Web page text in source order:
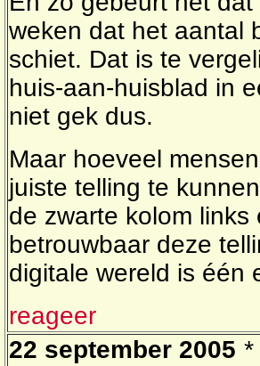
weken dat het aantal
schiet. Dat is te
huis-aan-huisblad in
niet gek dus.
Maar hoeveel
juiste telling te
de zwarte kolom
betrouwbaar deze
digitale wereld is één
reageer
22 september 2005 *